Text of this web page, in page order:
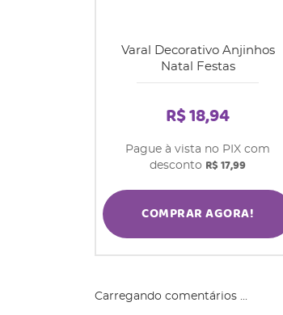
Varal Decorativo Anjinhos
Natal Festas
R$ 18,94
Pague à vista no PIX com
desconto R$ 17,99
COMPRAR AGORA!
Carregando comentários ...